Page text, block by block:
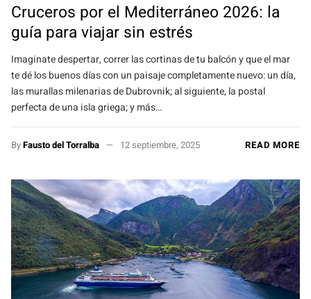
Cruceros por el Mediterráneo 2026: la
guía para viajar sin estrés
Imaginate despertar, correr las cortinas de tu balcón y que el mar
te dé los buenos días con un paisaje completamente nuevo: un día,
las murallas milenarias de Dubrovnik; al siguiente, la postal
perfecta de una isla griega; y más…
ByFausto del Torralba 12 septiembre, 2025 READ MORE